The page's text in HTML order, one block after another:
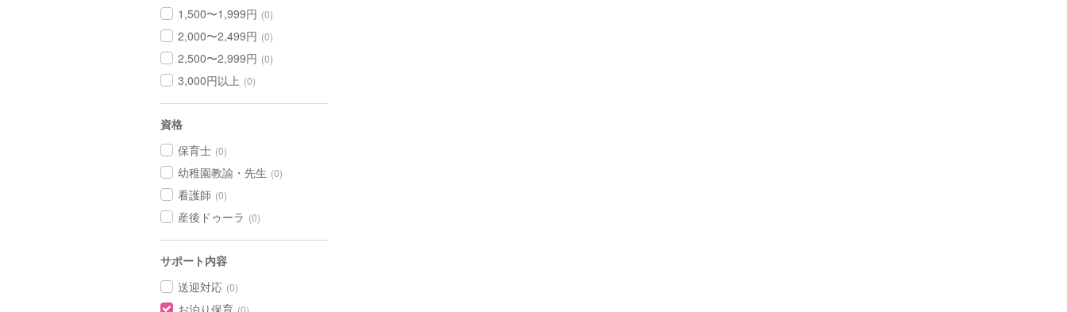
1,500〜1,999円 (0)
2,000〜2,499円 (0)
2,500〜2,999円 (0)
3,000円以上 (0)
資格
保育士 (0)
幼稚園教諭・先生 (0)
看護師 (0)
産後ドゥーラ (0)
サポート内容
送迎対応 (0)
お泊り保育 (0)